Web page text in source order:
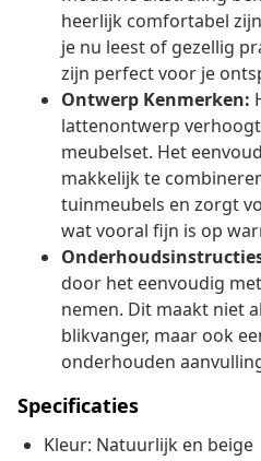
heerlijk comfortabel
je nu leest of gezellig
zijn perfect voor je
Ontwerp Kenmerken:
lattenontwerp
meubelset. Het
makkelijk te
tuinmeubels en zorgt
wat vooral fijn is op
door het eenvoudig
nemen. Dit maakt niet
blikvanger, maar ook
onderhouden
Specificaties
Kleur: Natuurlijk en beige